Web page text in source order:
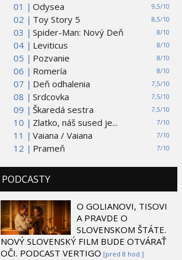
01 | 9,5/10
Odysea
02 |
8,5/10
Toy Story 5
03 |
8/10
Spider-Man: Nový Deň
04 |
8/10
Leviticus
05 |
8/10
Pozvanie
06 |
8/10
Romería
07 |
7,5/10
Deň odhalenia
08 |
7,5/10
Srdcovka
09 |
7,5/10
Škaredá sestra
10 |
7/10
Zlatko, náš sused je...
11 |
7/10
Vaiana / Vaiana
12 |
7/10
Prameň
PODCASTY
O GOLIANOVI, TISOVI
A PRAVDE O
SLOVENSKOM ŠTÁTE.
NOVÝ SLOVENSKÝ FILM BUDE OTVÁRAŤ
OČI. PODCAST VERTIGO [pred 8 hod.]